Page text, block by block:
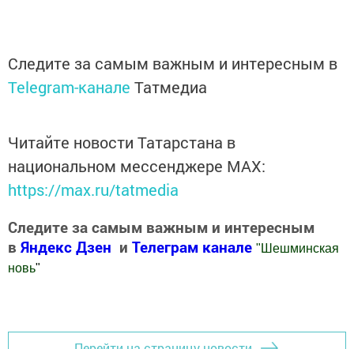
Следите за самым важным и интересным в
Telegram-канале Татмедиа
Читайте новости Татарстана в
национальном мессенджере MАХ:
https://max.ru/tatmedia
Следите за самым важным и интересным
в Яндекс Дзен и Телеграм канале " Шешминская
новь"